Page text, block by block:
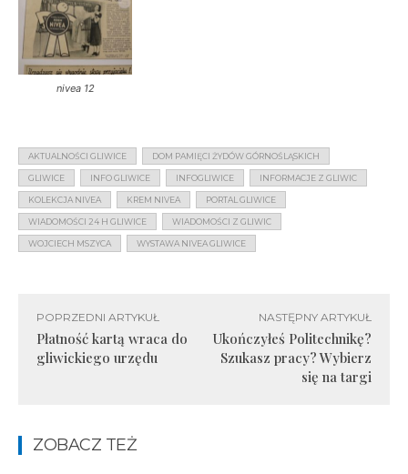
nivea 12
AKTUALNOŚCI GLIWICE DOM PAMIĘCI ŻYDÓW GÓRNOŚLĄSKICH
GLIWICE INFO GLIWICE INFOGLIWICE INFORMACJE Z GLIWIC
KOLEKCJA NIVEA KREM NIVEA PORTAL GLIWICE
WIADOMOŚCI 24 H GLIWICE WIADOMOŚCI Z GLIWIC
WOJCIECH MSZYCA WYSTAWA NIVEA GLIWICE
POPRZEDNI ARTYKUŁ
Płatność kartą wraca do
gliwickiego urzędu
NASTĘPNY ARTYKUŁ
Ukończyłeś Politechnikę?
Szukasz pracy? Wybierz
się na targi
ZOBACZ TEŻ